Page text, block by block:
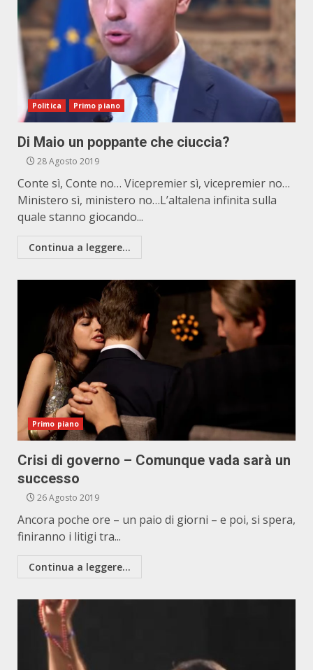
Politica Primo piano
Di Maio un poppante che ciuccia?
28 Agosto 2019
Conte sì, Conte no… Vicepremier sì, vicepremier no…
Ministero sì, ministero no…L’altalena infinita sulla
quale stanno giocando...
Continua a leggere...
Primo piano
Crisi di governo – Comunque vada sarà un
successo
26 Agosto 2019
Ancora poche ore – un paio di giorni – e poi, si spera,
finiranno i litigi tra...
Continua a leggere...